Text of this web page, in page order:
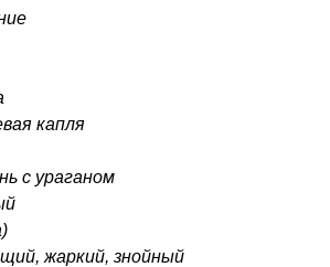
капля
с ураганом
жаркий, знойный